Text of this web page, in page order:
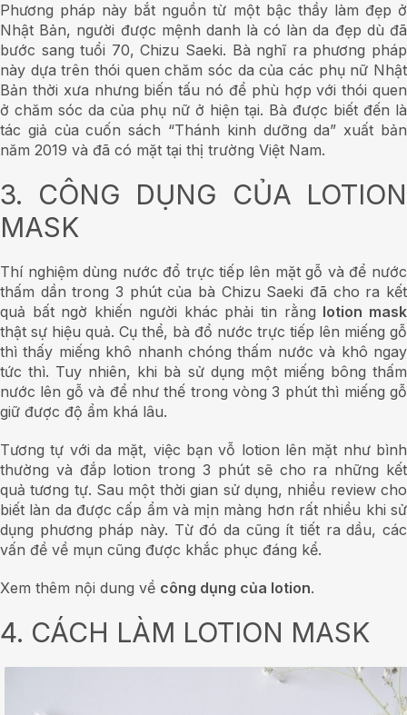
Phương pháp này bắt nguồn từ một bậc thầy làm đẹp ở
Nhật Bản, người được mệnh danh là có làn da đẹp dù đã
bước sang tuổi 70, Chizu Saeki. Bà nghĩ ra phương pháp
này dựa trên thói quen chăm sóc da của các phụ nữ Nhật
Bản thời xưa nhưng biến tấu nó để phù hợp với thói quen
ở chăm sóc da của phụ nữ ở hiện tại. Bà được biết đến là
tác giả của cuốn sách “Thánh kinh dưỡng da” xuất bản
năm 2019 và đã có mặt tại thị trường Việt Nam.
3. CÔNG DỤNG CỦA LOTION
MASK
Thí nghiệm dùng nước đổ trực tiếp lên mặt gỗ và để nước
thấm dần trong 3 phút của bà Chizu Saeki đã cho ra kết
quả bất ngờ khiến người khác phải tin rằng lotion mask
thật sự hiệu quả. Cụ thể, bà đổ nước trực tiếp lên miếng gỗ
thì thấy miếng khô nhanh chóng thấm nước và khô ngay
tức thì. Tuy nhiên, khi bà sử dụng một miếng bông thấm
nước lên gỗ và để như thế trong vòng 3 phút thì miếng gỗ
giữ được độ ẩm khá lâu.
Tương tự với da mặt, việc bạn vỗ lotion lên mặt như bình
thường và đắp lotion trong 3 phút sẽ cho ra những kết
quả tương tự. Sau một thời gian sử dụng, nhiều review cho
biết làn da được cấp ẩm và mịn màng hơn rất nhiều khi sử
dụng phương pháp này. Từ đó da cũng ít tiết ra dầu, các
vấn đề về mụn cũng được khắc phục đáng kể.
Xem thêm nội dung về công dụng của lotion.
4. CÁCH LÀM LOTION MASK